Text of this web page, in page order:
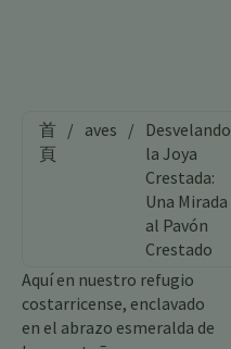
首
頁
/ aves / Desvelando
la Joya
Crestada:
Una Mirada
al Pavón
Crestado
Aquí en nuestro refugio
costarricense, enclavado
en el abrazo esmeralda de